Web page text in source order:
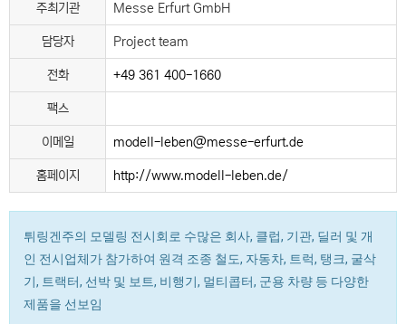
주최기관
Messe Erfurt GmbH
담당자 Project team
전화 +49 361 400-1660
팩스
이메일 modell-leben@messe-erfurt.de
홈페이지 http://www.modell-leben.de/
튀링겐주의 모델링 전시회로 수많은 회사, 클럽, 기관, 딜러 및 개
인 전시업체가 참가하여 원격 조종 철도, 자동차, 트럭, 탱크, 굴삭
기, 트랙터, 선박 및 보트, 비행기, 멀티콥터, 군용 차량 등 다양한
제품을 선보임